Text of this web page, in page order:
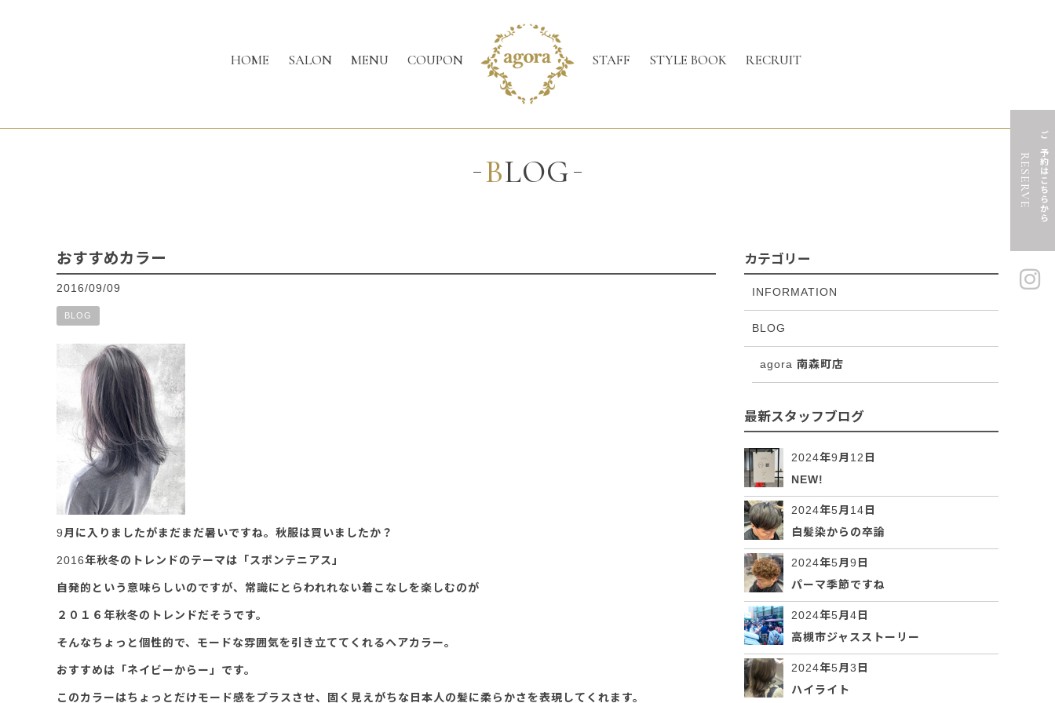
HOME SALON MENU COUPON STAFF STYLE BOOK RECRUIT
ご予約はこちらから
RESERVE
BLOG
おすすめカラー
2016/09/09
BLOG
9月に入りましたがまだまだ暑いですね。秋服は買いましたか？
2016年秋冬のトレンドのテーマは「スポンテニアス」
自発的という意味らしいのですが、常識にとらわれれない着こなしを楽しむのが
２０１６年秋冬のトレンドだそうです。
そんなちょっと個性的で、モードな雰囲気を引き立ててくれるヘアカラー。
おすすめは「ネイビーからー」です。
このカラーはちょっとだけモード感をプラスさせ、固く見えがちな日本人の髪に柔らかさを表現してくれます。
カテゴリー
INFORMATION
BLOG
agora 南森町店
最新スタッフブログ
2024年9月12日
NEW!
2024年5月14日
白髪染からの卒論
2024年5月9日
パーマ季節ですね
2024年5月4日
高槻市ジャスストーリー
2024年5月3日
ハイライト